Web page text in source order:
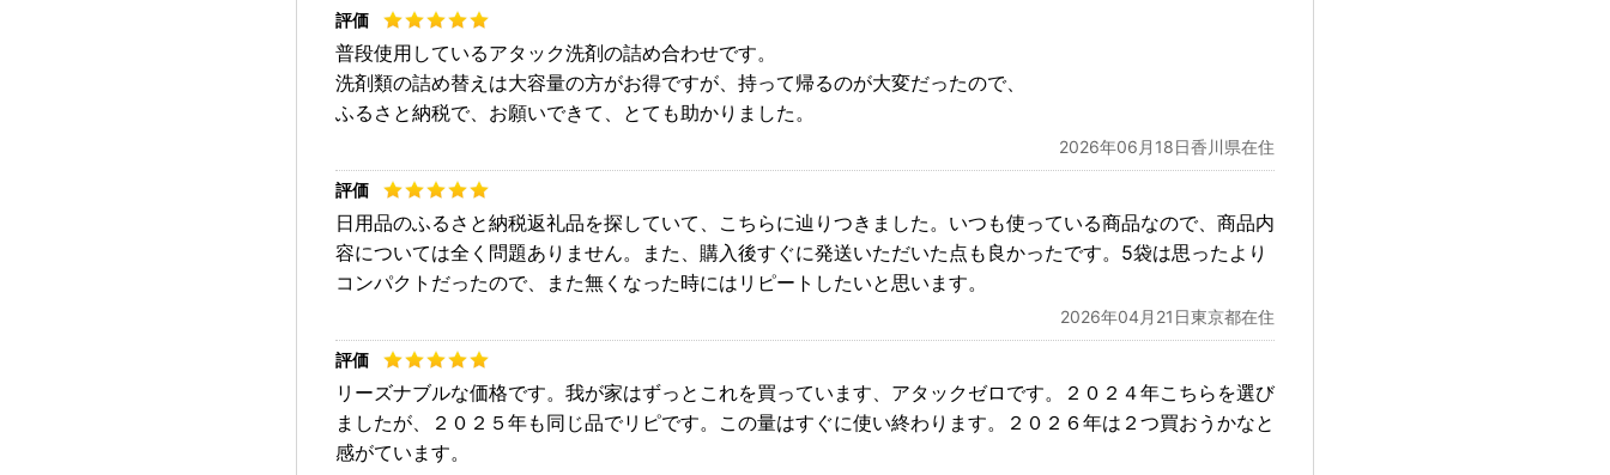
普段使用しているアタック洗剤の詰め合わせです。
洗剤類の詰め替えは大容量の方がお得ですが、持って帰るのが大変だったので、
ふるさと納税で、お願いできて、とても助かりました。
2026年06月18日香川県在住
日用品のふるさと納税返礼品を探していて、こちらに辿りつきました。いつも使っている商品なので、商品内
容については全く問題ありません。また、購入後すぐに発送いただいた点も良かったです。5袋は思ったより
コンパクトだったので、また無くなった時にはリピートしたいと思います。
2026年04月21日東京都在住
リーズナブルな価格です。我が家はずっとこれを買っています、アタックゼロです。２０２４年こちらを選び
ましたが、２０２５年も同じ品でリピです。この量はすぐに使い終わります。２０２６年は２つ買おうかなと
感がています。